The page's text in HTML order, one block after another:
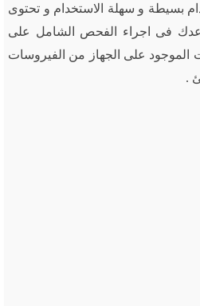
بسيطة و سهلة الاستخدام و تحتوى
فى اجراء الفحص الشامل على
الموجود على الجهاز من الفيروسات
.